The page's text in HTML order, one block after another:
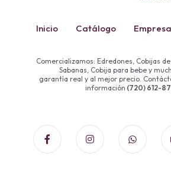
Inicio Catálogo Empresa
Comercializamos: Edredones, Cobijas
Sabanas, Cobija para bebe y
garantía real y al mejor precio.
información (720) 612-